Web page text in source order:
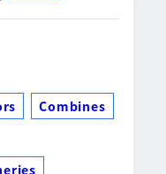
Combines